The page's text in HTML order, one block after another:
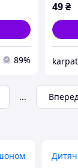
89%
49₴
...